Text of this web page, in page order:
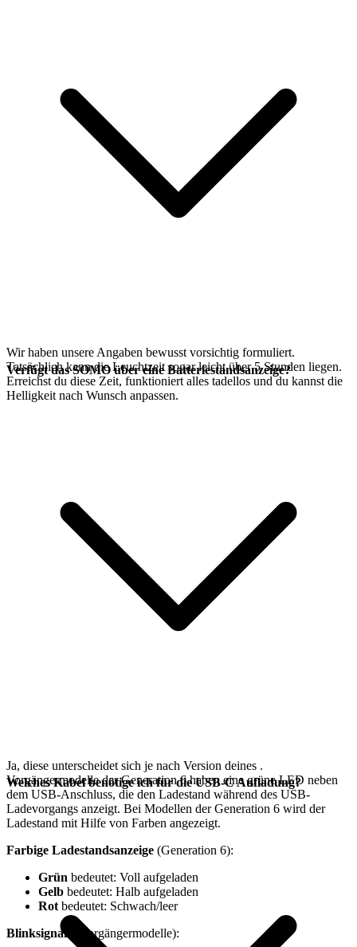
Wir haben unsere Angaben bewusst vorsichtig formuliert.
Tatsächlich kann die Leuchtzeit sogar leicht über 5 Stunden liegen.
Erreichst du diese Zeit, funktioniert alles tadellos und du kannst die
Helligkeit nach Wunsch anpassen.
Verfügt das SOMO über eine Batteriestandsanzeige?
Ja, diese unterscheidet sich je nach Version deines .
Vorgängermodelle der Generation 6 haben eine grüne LED neben
dem USB-Anschluss, die den Ladestand während des USB-
Ladevorgangs anzeigt. Bei Modellen der Generation 6 wird der
Ladestand mit Hilfe von Farben angezeigt.
Farbige Ladestandsanzeige (Generation 6):
Grün bedeutet: Voll aufgeladen
Gelb bedeutet: Halb aufgeladen
Rot bedeutet: Schwach/leer
Blinksignale
(Vorgängermodelle):
Welches Kabel benötige ich für die USB-C Aufladung?